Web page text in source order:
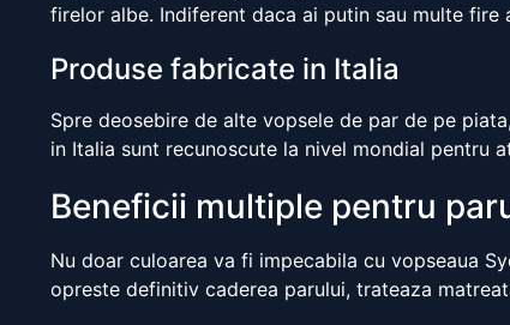
firelor albe. Indiferent daca ai putin sau multe
Produse fabricate in Italia
Spre deosebire de alte vopsele de par de pe
in Italia sunt recunoscute la nivel mondial pentru
Beneficii multiple pentru
Nu doar culoarea va fi impecabila cu vopseaua
opreste definitiv caderea parului, trateaza